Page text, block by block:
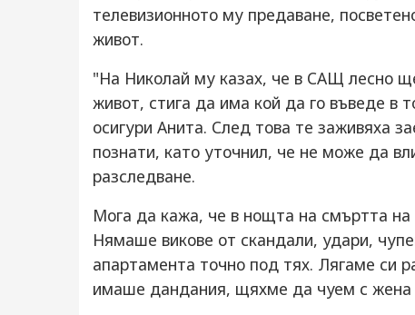
телевизионното му предаване,
живот.
"На Николай му казах, че в САЩ лесно
живот, стига да има кой да го въведе в
осигури Анита. След това те заживяха
познати, като уточнил, че не може да
разследване.
Мога да кажа, че в нощта на смъртта
Нямаше викове от скандали, удари,
апартамента точно под тях. Лягаме си
имаше дандания, щяхме да чуем с жена